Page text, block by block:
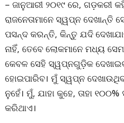
– ଜାନୁଆରୀ ୨୦୧୯ ରେ, ଗଡ଼କରୀ
ରାଜନେତାମାନେ ସ୍ୱପ୍ନ ଦେଖାନ୍ତି
ପସନ୍ଦ କରନ୍ତି, କିନ୍ତୁ ଯଦି
ନାହିଁ, ତେବେ ଲୋକମାନେ ମଧ୍ୟ
କେବଳ ସେହି ସ୍ୱପ୍ନଗୁଡ଼ିକ
ହୋଇପାରିବ। ମୁଁ ସ୍ୱପ୍ନ
ନୁହେଁ। ମୁଁ, ଯାହା କୁହେ, ତାହା
କରିଥାଏ।